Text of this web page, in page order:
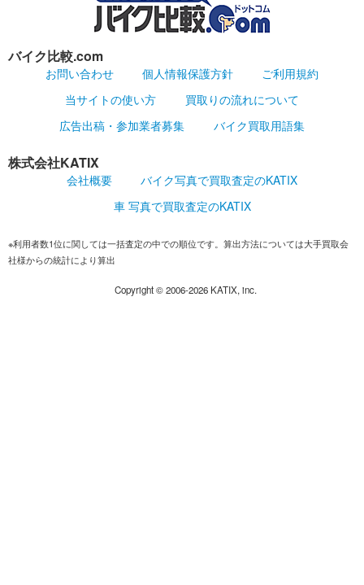
バイク比較.com
お問い合わせ 個人情報保護方針
ご利用規約
当サイトの使い方
買取りの流れについて
広告出稿・参加業者募集
バイク買取用語集
株式会社KATIX
会社概要
バイク写真で買取査定のKATIX
車 写真で買取査定のKATIX
※利用者数1位に関しては一括査定の中での順位です。算出方法については大手買取会
社様からの統計により算出
Copyright ©2006-2026KATIX, inc.